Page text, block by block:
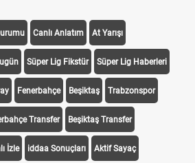
Canlı Anlatım At Yarışı
Süper Lig Fikstür Süper Lig Haberleri
Fenerbahçe Beşiktaş Trabzonspor
Transfer Beşiktaş Transfer
İzle iddaa Sonuçları Aktif Sayaç